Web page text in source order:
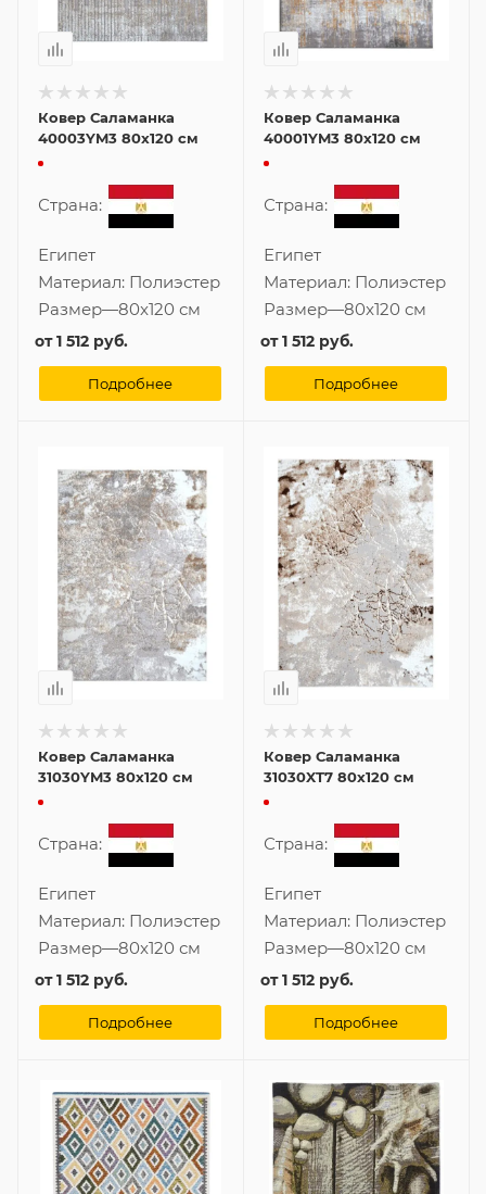
Ковер Саламанка
40003YM3 80x120 см
Страна:
Египет
Материал: Полиэстер
Размер—80x120 см
от1 512 руб.
Подробнее
Ковер Саламанка
40001YM3 80x120 см
Страна:
Египет
Материал: Полиэстер
Размер—80x120 см
от1 512 руб.
Подробнее
Ковер Саламанка
31030YM3 80x120 см
Страна:
Египет
Материал: Полиэстер
Размер—80x120 см
от1 512 руб.
Подробнее
Ковер Саламанка
31030XT7 80x120 см
Страна:
Египет
Материал: Полиэстер
Размер—80x120 см
от1 512 руб.
Подробнее